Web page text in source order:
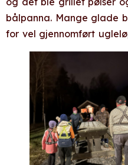
bålpanna. Mange glade
for vel gjennomført